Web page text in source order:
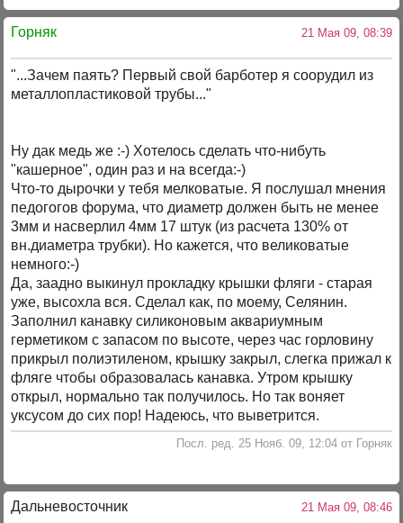
Горняк 21 Мая 09, 08:39
"...Зачем паять? Первый свой барботер я соорудил из
металлопластиковой трубы..."
Ну дак медь же :-) Хотелось сделать что-нибуть
"кашерное", один раз и на всегда:-)
Что-то дырочки у тебя мелковатые. Я послушал мнения
педогогов форума, что диаметр должен быть не менее
3мм и насверлил 4мм 17 штук (из расчета 130% от
вн.диаметра трубки). Но кажется, что великоватые
немного:-)
Да, заадно выкинул прокладку крышки фляги - старая
уже, высохла вся. Сделал как, по моему, Селянин.
Заполнил канавку силиконовым аквариумным
герметиком с запасом по высоте, через час горловину
прикрыл полиэтиленом, крышку закрыл, слегка прижал к
фляге чтобы образовалась канавка. Утром крышку
открыл, нормально так получилось. Но так воняет
уксусом до сих пор! Надеюсь, что выветрится.
Посл. ред. 25 Нояб. 09, 12:04 от Горняк
Дальневосточник 21 Мая 09, 08:46